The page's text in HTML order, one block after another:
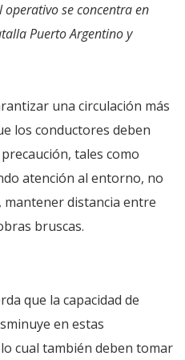
se concentra en
Puerto Argentino y
una circulación más
los conductores deben
tales como
atención al entorno, no
distancia entre
bruscas.
que la capacidad de
en estas
cual también deben tomar